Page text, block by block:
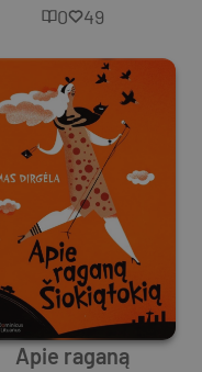
0 49
Apie raganą